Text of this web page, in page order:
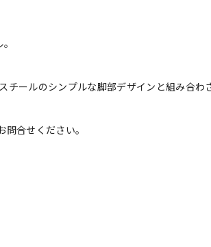
チールのシンプルな脚部デザインと組み合わ
合せください。